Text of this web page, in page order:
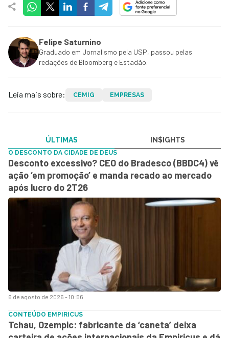
Felipe Saturnino
Graduado em Jornalismo pela USP, passou pelas
redações de Bloomberg e Estadão.
Leia mais sobre: CEMIG EMPRESAS
ÚLTIMAS IN$IGHTS
6 de agosto de 2026 - 10:56
O DESCONTO DA CIDADE DE DEUS
Desconto excessivo? CEO do Bradesco (BBDC4) vê
ação ‘em promoção’ e manda recado ao mercado
após lucro do 2T26
CONTEÚDO EMPIRICUS
Tchau, Ozempic: fabricante da ‘caneta’ deixa